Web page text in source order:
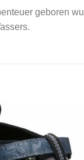
geboren